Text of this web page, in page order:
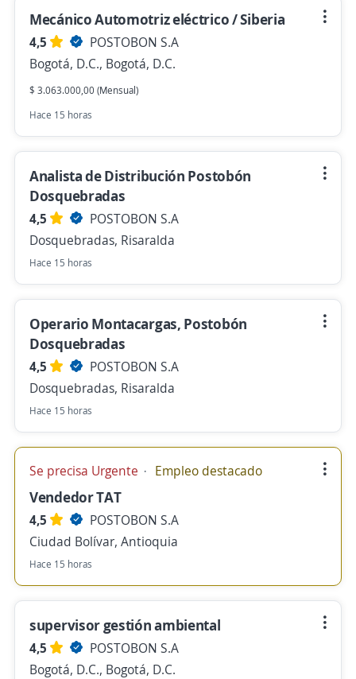
Mecánico Automotriz eléctrico / Siberia
4,5
POSTOBON S.A
Bogotá, D.C., Bogotá, D.C.
$ 3.063.000,00 (Mensual)
Hace 15 horas
Analista de Distribución Postobón
Dosquebradas
4,5
POSTOBON S.A
Dosquebradas, Risaralda
Hace 15 horas
Operario Montacargas, Postobón
Dosquebradas
4,5
POSTOBON S.A
Dosquebradas, Risaralda
Hace 15 horas
Se precisa Urgente Empleo destacado
Vendedor TAT
4,5
POSTOBON S.A
Ciudad Bolívar, Antioquia
Hace 15 horas
supervisor gestión ambiental
4,5
POSTOBON S.A
Bogotá, D.C., Bogotá, D.C.